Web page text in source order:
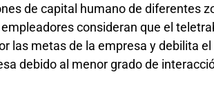
de capital humano de diferentes
consideran que el
las metas de la empresa y debilita
debido al menor grado de